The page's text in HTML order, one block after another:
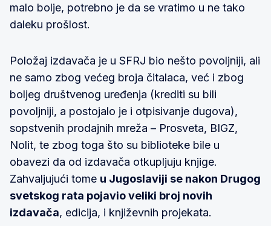
malo bolje, potrebno je da se vratimo u ne tako
daleku prošlost.
Položaj izdavača je u SFRJ bio nešto povoljniji, ali
ne samo zbog većeg broja čitalaca, već i zbog
boljeg društvenog uređenja (krediti su bili
povoljniji, a postojalo je i otpisivanje dugova),
sopstvenih prodajnih mreža – Prosveta, BIGZ,
Nolit, te zbog toga što su biblioteke bile u
obavezi da od izdavača otkupljuju knjige.
Zahvaljujući tome u Jugoslaviji se nakon Drugog
svetskog rata pojavio veliki broj novih
izdavača, edicija, i književnih projekata.